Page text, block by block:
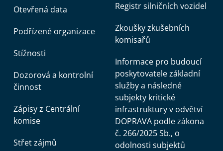
Otevřená data
Podřízené organizace
Stížnosti
Dozorová a kontrolní
činnost
Zápisy z Centrální
komise
Střet zájmů
Registr silničních vozidel
Zkoušky zkušebních
komisařů
Informace pro budoucí
poskytovatele základní
služby a následné
subjekty kritické
infrastruktury v odvětví
DOPRAVA podle zákona
č. 266/2025 Sb., o
odolnosti subjektů